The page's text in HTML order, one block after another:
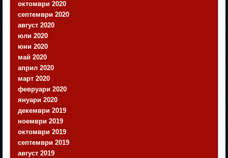
октомври 2020
септември 2020
август 2020
юли 2020
юни 2020
май 2020
април 2020
март 2020
февруари 2020
януари 2020
декември 2019
ноември 2019
октомври 2019
септември 2019
август 2019